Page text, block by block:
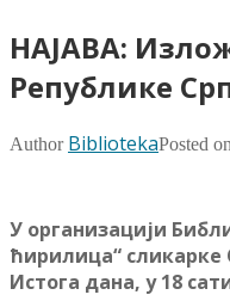
НАЈАВА:
Републике
Author BibliotekaPosted on
У организацији
ћирилица“
Истога дана, у 18